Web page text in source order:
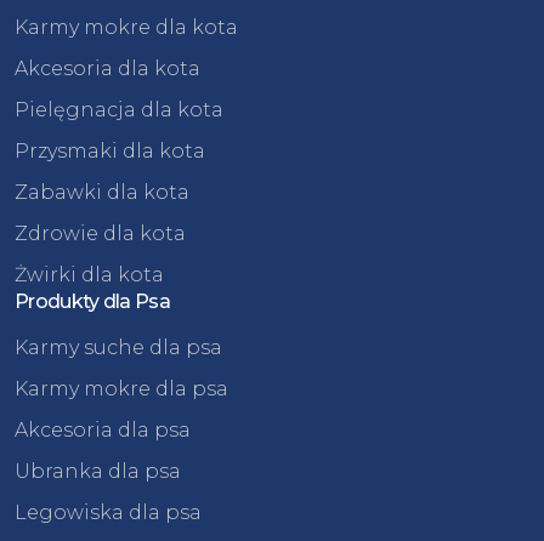
Karmy mokre dla kota
Akcesoria dla kota
Pielęgnacja dla kota
Przysmaki dla kota
Zabawki dla kota
Zdrowie dla kota
Żwirki dla kota
Produkty dla Psa
Karmy suche dla psa
Karmy mokre dla psa
Akcesoria dla psa
Ubranka dla psa
Legowiska dla psa